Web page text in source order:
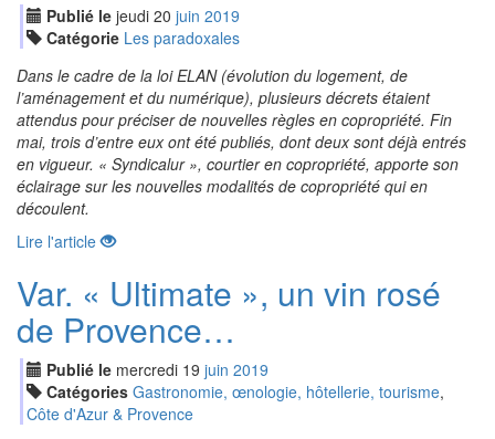
Publié le jeudi 20 juin 2019
Catégorie Les paradoxales
Dans le cadre de la loi ELAN (évolution du logement, de
l’aménagement et du numérique), plusieurs décrets étaient
attendus pour préciser de nouvelles règles en copropriété. Fin
mai, trois d’entre eux ont été publiés, dont deux sont déjà entrés
en vigueur. « Syndicalur », courtier en copropriété, apporte son
éclairage sur les nouvelles modalités de copropriété qui en
découlent.
Lire l'article
Var. « Ultimate », un vin rosé
de Provence…
Publié le mercredi 19 juin 2019
Catégories Gastronomie, œnologie, hôtellerie, tourisme,
Côte d'Azur & Provence